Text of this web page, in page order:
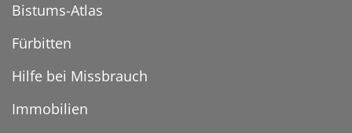
Bistums-Atlas
Fürbitten
Hilfe bei Missbrauch
Immobilien